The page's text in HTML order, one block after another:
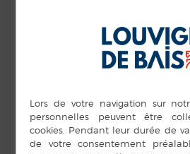
1-3 rue Sévigné
35500 Vitré
Horaires d’ouverture
Prendre les rendez-vous par mail :
Jour